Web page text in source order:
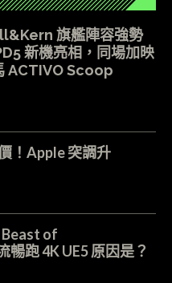
旗艦陣容強勢
新機亮相，同場加映
ACTIVO Scoop
！Apple 突調升
Beast of
跑 4K UE5 原因是？